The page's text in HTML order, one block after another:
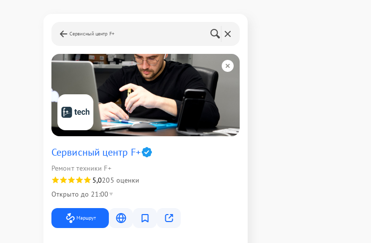
Сервисный центр F+
Сервисный центр F+
Ремонт техники F+
5,0205 оценки
Открыто до 21:00
Маршрут